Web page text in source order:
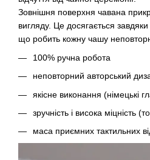
Зовнішня поверхня чавана
вигляду. Це досягається
що робить кожну чашу
100% ручна робота
неповторний авторський
якісне виконання (німецькі
зручність і висока міцність
маса приємних тактильних